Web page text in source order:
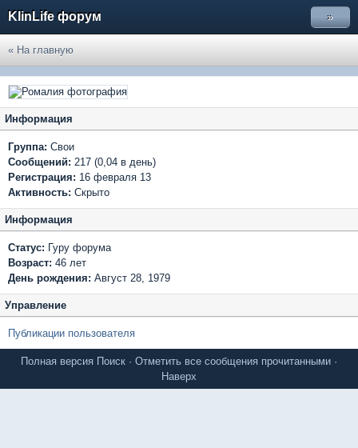
KlinLife форум »
« На главную
Информация
Группа: Свои
Сообщений: 217 (0,04 в день)
Регистрация: 16 февраля 13
Активность: Скрыто
Информация
Статус: Гуру форума
Возраст: 46 лет
День рождения: Август 28, 1979
Управление
Публикации пользователя
Полная версия Поиск · Отметить все сообщения прочитанными ·
Наверх